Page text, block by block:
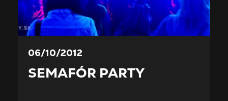
06/10/2012
SEMAFÓR PARTY